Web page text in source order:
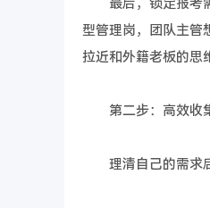
最后，锁定报考需
型管理岗，团队主管
拉近和外籍老板的思
第二步：高效收
理清自己的需求后